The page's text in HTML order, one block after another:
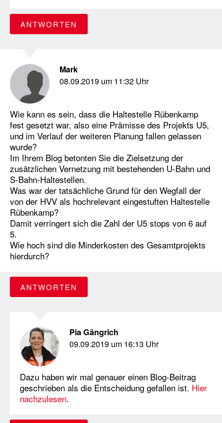
ANTWORTEN
Mark
08.09.2019 um 11:32 Uhr
Wie kann es sein, dass die Haltestelle Rübenkamp
fest gesetzt war, also eine Prämisse des Projekts U5,
und im Verlauf der weiteren Planung fallen gelassen
wurde?
Im Ihrem Blog betonten Sie die Zielsetzung der
zusätzlichen Vernetzung mit bestehenden U-Bahn und
S-Bahn-Haltestellen.
Was war der tatsächliche Grund für den Wegfall der
von der HVV als hochrelevant eingestuften Haltestelle
Rübenkamp?
Damit verringert sich die Zahl der U5 stops von 6 auf
5.
Wie hoch sind die Minderkosten des Gesamtprojekts
hierdurch?
ANTWORTEN
Pia Gängrich
09.09.2019 um 16:13 Uhr
Dazu haben wir mal genauer einen Blog-Beitrag
geschrieben als die Entscheidung gefallen ist. Hier
nachzulesen.